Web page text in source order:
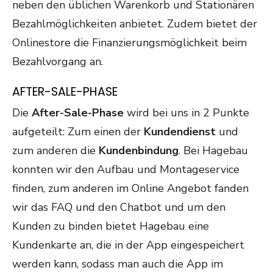
neben den üblichen Warenkorb und Stationären
Bezahlmöglichkeiten anbietet. Zudem bietet der
Onlinestore die Finanzierungsmöglichkeit beim
Bezahlvorgang an.
AFTER-SALE-PHASE
Die After-Sale-Phase wird bei uns in 2 Punkte
aufgeteilt: Zum einen der Kundendienst und
zum anderen die Kundenbindung. Bei Hagebau
konnten wir den Aufbau und Montageservice
finden, zum anderen im Online Angebot fanden
wir das FAQ und den Chatbot und um den
Kunden zu binden bietet Hagebau eine
Kundenkarte an, die in der App eingespeichert
werden kann, sodass man auch die App im